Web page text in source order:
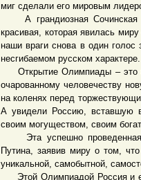
миг сделали его мировым
А грандиозная Сочинская
красивая, которая явилась
наши враги снова в один
несгибаемом русском характере.
Открытие Олимпиады – это
очарованному человечеству
на коленях перед
А увидели Россию, вставшую
своим могуществом, своим
Эта успешно проведенная
Путина, заявив миру о том,
уникальной, самобытной,
Этой Олимпиадой Россия и